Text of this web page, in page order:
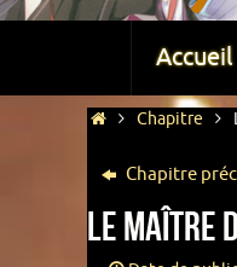
Accueil
Chapitre
Chapitre
Le Maître